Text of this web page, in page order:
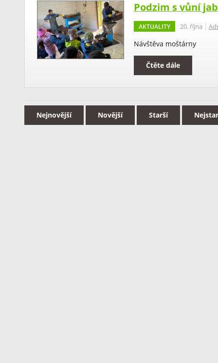
Podzim s vůní
AKTUALITY 20. října
Návštěva moštárny
Čtěte dále
Nejnovější Novější Starší